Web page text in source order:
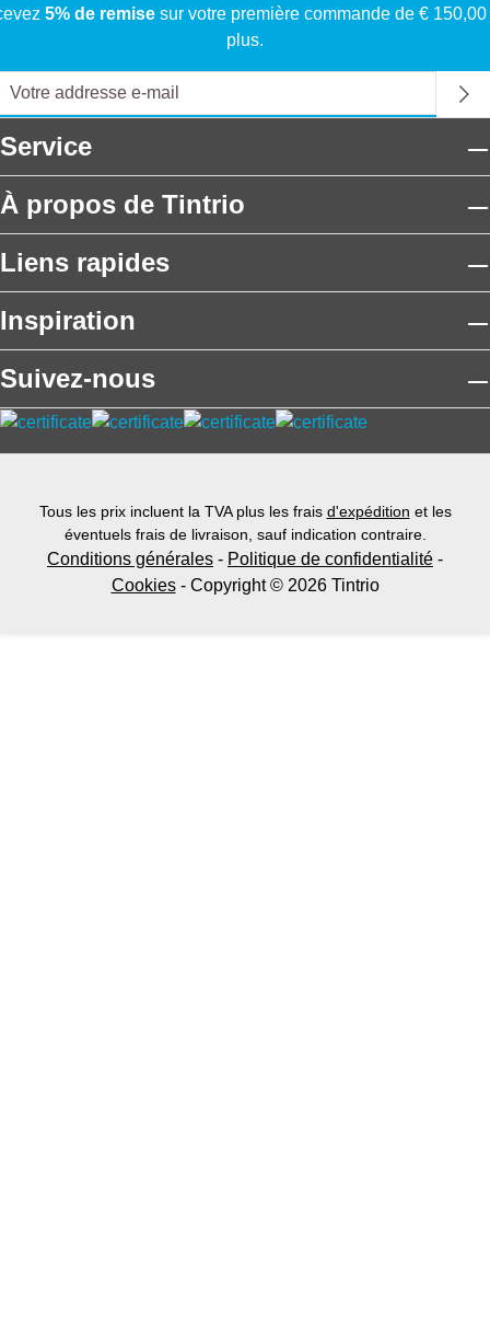
5% de remise sur votre première commande de € 150,00
plus.
Service
À propos de Tintrio
Liens rapides
Inspiration
Suivez-nous
Tous les prix incluent la TVA plus les frais d'expédition et les
éventuels frais de livraison, sauf indication contraire.
Conditions générales - Politique de confidentialité -
Cookies- Copyright © 2026 Tintrio